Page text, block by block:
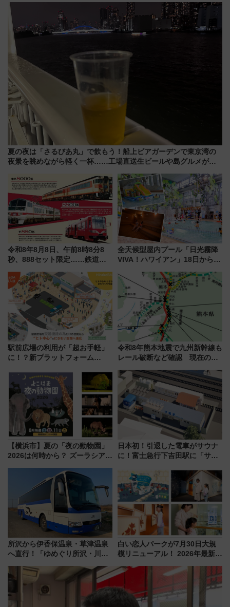
プン。もつ鍋風など限定メニュ
ーも
「身の回り品」新サイズ制限
(40×30×20cm)おさらい
夏の夜は「さるびあ丸」で飲もう！船上ビアガーデンで東京湾の
夜景を眺めながら軽く一杯……工場直送生ビールや島グルメが美
令和8年8月8日、午前8時8分8
秒、888セット限定……鉄道各
たち
全天候型屋内プール「日光霧降
VIVA！ハワイアン」18日から営
ァミリーから大人まで幅広い世
代が一日中楽しる夏のリゾート
を楽しんで
駅前広場の利用が「超お手軽」
に！？新プラットフォーム
マホで簡単申請 物販や演奏会な
どに【JR東日本】
令和8年熊本地震で九州新幹線も
レール破断など確認 現在の運
響
【横浜市】夏の「夜の動物園」
2026は何時から？ ズーラシア・
見どころ、限定イベントを徹底
日本初！引退した電車がサウナ
に！富士急行下吉田駅に「サ電
業 行き交う電車の音や振動を
感じながら「ととのう」新感覚
所沢から伊香保温泉・草津温泉
へ直行！「ゆめぐり所沢・川越
軽に 運行ダイヤ・運賃を解説
白い恋人パークが7月30日大規
模リニューアル！ 2026年最新の
と料金・アクセスを徹底解説